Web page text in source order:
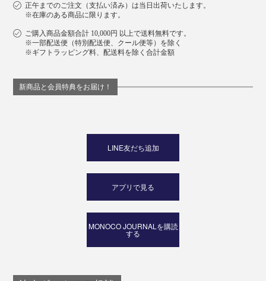
正午までのご注文（支払い済み）は当日出荷いたします。
※在庫のある商品に限ります。
ご購入商品金額合計 10,000円 以上で送料無料です。
※一部配送便（特別配送便、クール便等）を除く
※ギフトラッピング料、配送料を除く合計金額
新商品と会員特典をお届け！
LINE友だち追加
アプリで見る
MONOCO JOURNALを購読
する